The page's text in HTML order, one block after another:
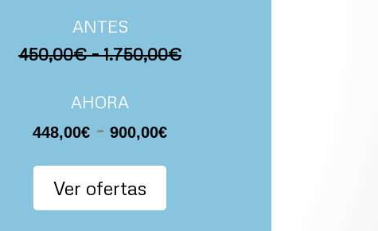
ANTES
450,00€ – 1.750,00€
AHORA
448,00€ - 900,00€Rango
Ver ofertas